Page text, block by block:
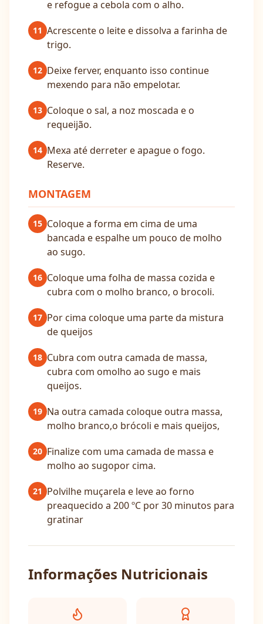
e refogue a cebola com o alho.
11 Acrescente o leite e dissolva a farinha de
trigo.
12 Deixe ferver, enquanto isso continue
mexendo para não empelotar.
13 Coloque o sal, a noz moscada e o
requeijão.
14 Mexa até derreter e apague o fogo.
Reserve.
MONTAGEM
15 Coloque a forma em cima de uma
bancada e espalhe um pouco de molho
ao sugo.
16 Coloque uma folha de massa cozida e
cubra com o molho branco, o brocoli.
17 Por cima coloque uma parte da mistura
de queijos
18 Cubra com outra camada de massa,
cubra com omolho ao sugo e mais
queijos.
19 Na outra camada coloque outra massa,
molho branco,o brócoli e mais queijos,
20 Finalize com uma camada de massa e
molho ao sugopor cima.
21 Polvilhe muçarela e leve ao forno
preaquecido a 200 ºC por 30 minutos para
gratinar
Informações Nutricionais